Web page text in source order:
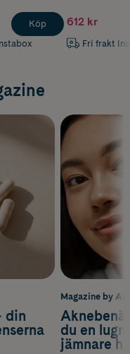
Köp 612 kr
Fri frakt
Magazine by
du en
jämnare
din